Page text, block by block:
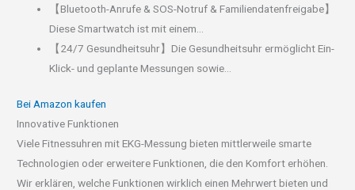
【Bluetooth-Anrufe & SOS-Notruf & Familiendatenfreigabe】
Diese Smartwatch ist mit einem...
【24/7 Gesundheitsuhr】Die Gesundheitsuhr ermöglicht Ein-
Klick- und geplante Messungen sowie...
Bei Amazon kaufen
Innovative Funktionen
Viele Fitnessuhren mit EKG-Messung bieten mittlerweile smarte
Technologien oder erweitere Funktionen, die den Komfort erhöhen.
Wir erklären, welche Funktionen wirklich einen Mehrwert bieten und